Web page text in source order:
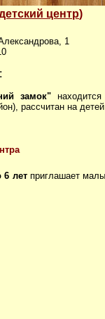
центр)
1
замок"
рассчитан на
6 летприглашает